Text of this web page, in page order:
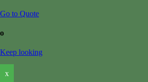
Go to Quote
o
Keep looking
x